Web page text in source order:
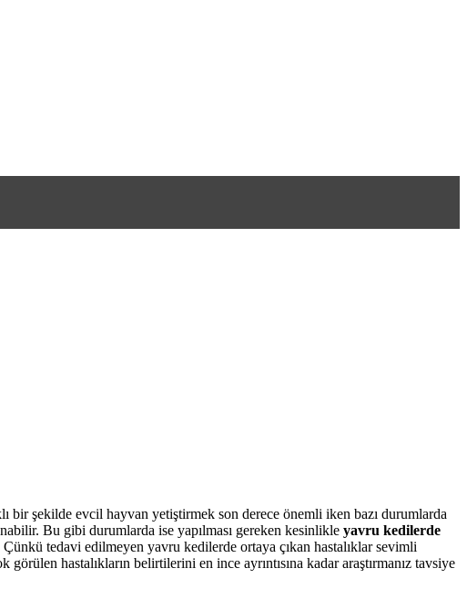
bir şekilde evcil hayvan yetiştirmek son derece önemli iken bazı durumlarda
Bu gibi durumlarda ise yapılması gereken kesinlikle yavru kedilerde
Çünkü tedavi edilmeyen yavru kedilerde ortaya çıkan hastalıklar sevimli
hastalıkların belirtilerini en ince ayrıntısına kadar araştırmanız tavsiye